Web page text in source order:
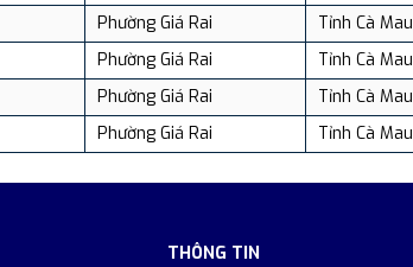
Phường Giá Rai
Tỉnh Cà Mau
Phường Giá Rai
Tỉnh Cà Mau
Phường Giá Rai
Tỉnh Cà Mau
Phường Giá Rai Tỉnh Cà Mau
THÔNG TIN